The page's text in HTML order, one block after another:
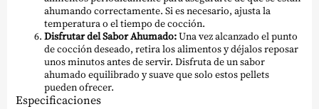
ahumando correctamente. Si es necesario, ajusta la
temperatura o el tiempo de cocción.
Disfrutar del Sabor Ahumado:Una vez alcanzado el punto
de cocción deseado, retira los alimentos y déjalos reposar
unos minutos antes de servir. Disfruta de un sabor
ahumado equilibrado y suave que solo estos pellets
pueden ofrecer.
Especificaciones